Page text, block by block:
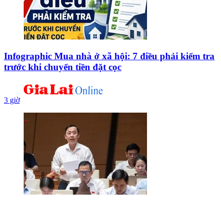
Infographic Mua nhà ở xã hội: 7 điều phải kiểm tra
trước khi chuyển tiền đặt cọc
3 giờ